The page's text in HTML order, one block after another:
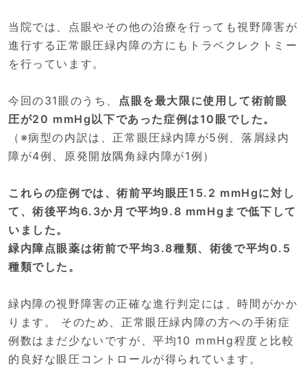
当院では、点眼やその他の治療を行っても視野障害が
進行する正常眼圧緑内障の方にもトラベクレクトミー
を行っています。
今回の31眼のうち、 点眼を最大限に使用して術前眼
圧が20 mmHg以下であった症例は10眼でした。
（※病型の内訳は、正常眼圧緑内障が5例、落屑緑内
障が4例、原発開放隅角緑内障が1例）
これらの症例では、術前平均眼圧15.2 mmHgに対し
て、術後平均6.3か月で平均9.8 mmHgまで低下して
いました。
緑内障点眼薬は術前で平均3.8種類、術後で平均0.5
種類でした。
緑内障の視野障害の正確な進行判定には、時間がかか
ります。 そのため、正常眼圧緑内障の方への手術症
例数はまだ少ないですが、平均10 mmHg程度と比較
的良好な眼圧コントロールが得られています。